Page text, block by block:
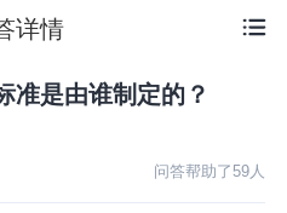
详情
准是由谁制定的？
问答帮助了59人